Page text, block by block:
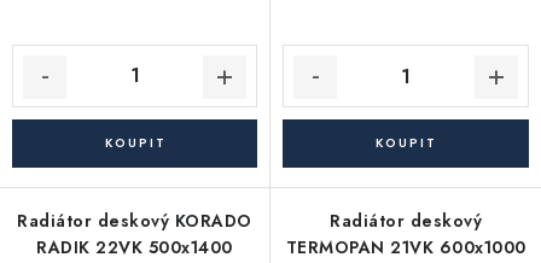
Radiátor deskový KORADO
RADIK 22VK 500x1400
Radiátor deskový
TERMOPAN 21VK 600x1000